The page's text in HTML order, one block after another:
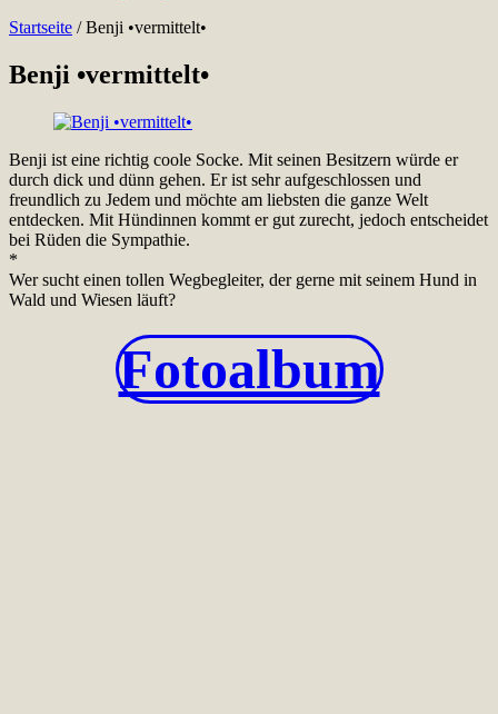
Startseite /Benji •vermittelt•
Benji •vermittelt•
Benji ist eine richtig coole Socke. Mit seinen Besitzern würde er
durch dick und dünn gehen. Er ist sehr aufgeschlossen und
freundlich zu Jedem und möchte am liebsten die ganze Welt
entdecken. Mit Hündinnen kommt er gut zurecht, jedoch entscheidet
bei Rüden die Sympathie.
*
Wer sucht einen tollen Wegbegleiter, der gerne mit seinem Hund in
Wald und Wiesen läuft?
Fotoalbum